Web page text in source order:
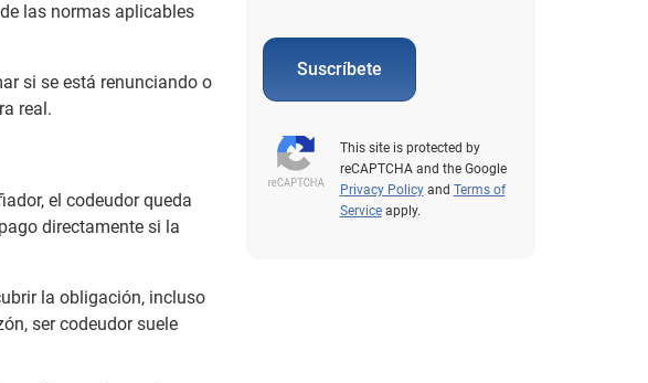
las normas aplicables
si se está renunciando o
real.
el codeudor queda
directamente si la
la obligación, incluso
ser codeudor suele
Suscríbete
This site is protected by
reCAPTCHA and the Google
Privacy Policyand Terms of
Serviceapply.